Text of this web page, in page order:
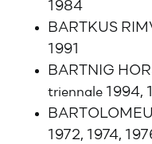
1984
BARTKUS
1991
BARTNIG
triennale
1972, 1974,